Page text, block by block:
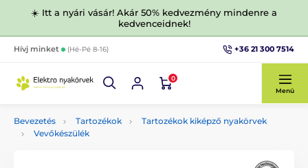
☀️ Itt a nyári vásár! Akár 50% kedvezmény mindenre a
kedvenceidnek!
Hívj minket (Hé-Pé 8-16) +36 21 300 7514
0
Menü
Bevezetés Tartozékok
Tartozékok kiképző nyakörvek
Vevőkészülék